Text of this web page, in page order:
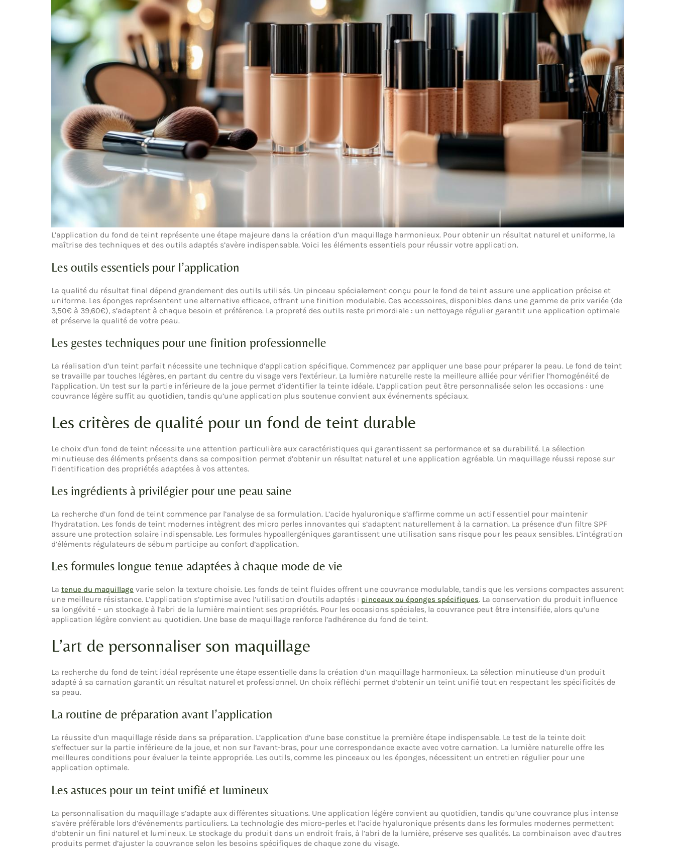
L’application du fond de teint représente une étape majeure dans la création d’un maquillage harmonieux. Pour obtenir un résultat naturel et uniforme, la
maîtrise des techniques et des outils adaptés s’avère indispensable. Voici les éléments essentiels pour réussir votre application.
Les outils essentiels pour l’application
La qualité du résultat final dépend grandement des outils utilisés. Un pinceau spécialement conçu pour le fond de teint assure une application précise et
uniforme. Les éponges représentent une alternative efficace, offrant une finition modulable. Ces accessoires, disponibles dans une gamme de prix variée (de
3,50€ à 39,60€), s’adaptent à chaque besoin et préférence. La propreté des outils reste primordiale : un nettoyage régulier garantit une application optimale
et préserve la qualité de votre peau.
Les gestes techniques pour une finition professionnelle
La réalisation d’un teint parfait nécessite une technique d’application spécifique. Commencez par appliquer une base pour préparer la peau. Le fond de teint
se travaille par touches légères, en partant du centre du visage vers l’extérieur. La lumière naturelle reste la meilleure alliée pour vérifier l’homogénéité de
l’application. Un test sur la partie inférieure de la joue permet d’identifier la teinte idéale. L’application peut être personnalisée selon les occasions : une
couvrance légère suffit au quotidien, tandis qu’une application plus soutenue convient aux événements spéciaux.
Les critères de qualité pour un fond de teint durable
Le choix d’un fond de teint nécessite une attention particulière aux caractéristiques qui garantissent sa performance et sa durabilité. La sélection
minutieuse des éléments présents dans sa composition permet d’obtenir un résultat naturel et une application agréable. Un maquillage réussi repose sur
l’identification des propriétés adaptées à vos attentes.
Les ingrédients à privilégier pour une peau saine
La recherche d’un fond de teint commence par l’analyse de sa formulation. L’acide hyaluronique s’affirme comme un actif essentiel pour maintenir
l’hydratation. Les fonds de teint modernes intègrent des micro perles innovantes qui s’adaptent naturellement à la carnation. La présence d’un filtre SPF
assure une protection solaire indispensable. Les formules hypoallergéniques garantissent une utilisation sans risque pour les peaux sensibles. L’intégration
d’éléments régulateurs de sébum participe au confort d’application.
Les formules longue tenue adaptées à chaque mode de vie
La tenue du maquillage varie selon la texture choisie. Les fonds de teint fluides offrent une couvrance modulable, tandis que les versions compactes assurent
une meilleure résistance. L’application s’optimise avec l’utilisation d’outils adaptés : pinceaux ou éponges spécifiques. La conservation du produit influence
sa longévité – un stockage à l’abri de la lumière maintient ses propriétés. Pour les occasions spéciales, la couvrance peut être intensifiée, alors qu’une
application légère convient au quotidien. Une base de maquillage renforce l’adhérence du fond de teint.
L’art de personnaliser son maquillage
La recherche du fond de teint idéal représente une étape essentielle dans la création d’un maquillage harmonieux. La sélection minutieuse d’un produit
adapté à sa carnation garantit un résultat naturel et professionnel. Un choix réfléchi permet d’obtenir un teint unifié tout en respectant les spécificités de
sa peau.
La routine de préparation avant l’application
La réussite d’un maquillage réside dans sa préparation. L’application d’une base constitue la première étape indispensable. Le test de la teinte doit
s’effectuer sur la partie inférieure de la joue, et non sur l’avant-bras, pour une correspondance exacte avec votre carnation. La lumière naturelle offre les
meilleures conditions pour évaluer la teinte appropriée. Les outils, comme les pinceaux ou les éponges, nécessitent un entretien régulier pour une
application optimale.
Les astuces pour un teint unifié et lumineux
La personnalisation du maquillage s’adapte aux différentes situations. Une application légère convient au quotidien, tandis qu’une couvrance plus intense
s’avère préférable lors d’événements particuliers. La technologie des micro-perles et l’acide hyaluronique présents dans les formules modernes permettent
d’obtenir un fini naturel et lumineux. Le stockage du produit dans un endroit frais, à l’abri de la lumière, préserve ses qualités. La combinaison avec d’autres
produits permet d’ajuster la couvrance selon les besoins spécifiques de chaque zone du visage.